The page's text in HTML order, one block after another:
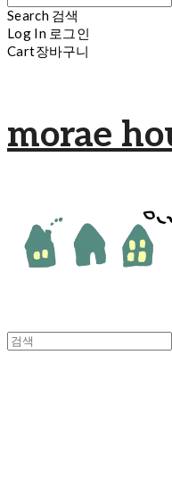
Search 검색
Log In 로그인
Cart장바구니
morae